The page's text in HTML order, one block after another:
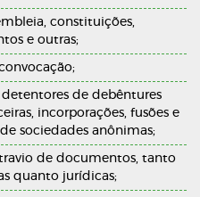
constituições,
e outras;
de debêntures
incorporações, fusões e
sociedades anônimas;
de documentos, tanto
quanto jurídicas;